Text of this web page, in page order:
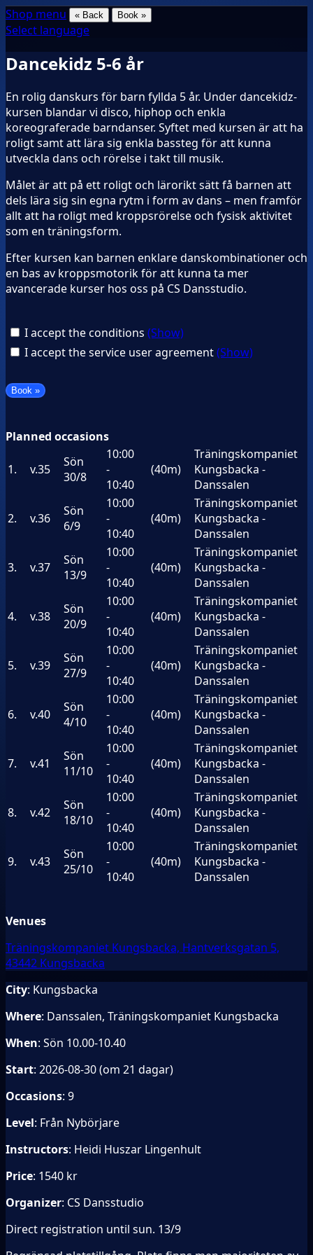
Shop menu « Back Book »
Select language
Dancekidz 5-6 år
En rolig danskurs för barn fyllda 5 år. Under dancekidz-
kursen blandar vi disco, hiphop och enkla
koreograferade barndanser. Syftet med kursen är att ha
roligt samt att lära sig enkla bassteg för att kunna
utveckla dans och rörelse i takt till musik.
Målet är att på ett roligt och lärorikt sätt få barnen att
dels lära sig sin egna rytm i form av dans – men framför
allt att ha roligt med kroppsrörelse och fysisk aktivitet
som en träningsform.
Efter kursen kan barnen enklare danskombinationer och
en bas av kroppsmotorik för att kunna ta mer
avancerade kurser hos oss på CS Dansstudio.
I accept the conditions (Show)
I accept the service user agreement(Show)
Planned occasions
1. v.35
Sön
30/8
10:00
-
10:40
(40m)
Träningskompaniet
Kungsbacka -
Danssalen
2. v.36
Sön
6/9
10:00
-
10:40
(40m)
Träningskompaniet
Kungsbacka -
Danssalen
3. v.37
Sön
13/9
10:00
-
10:40
(40m)
Träningskompaniet
Kungsbacka -
Danssalen
4. v.38
Sön
20/9
10:00
-
10:40
(40m)
Träningskompaniet
Kungsbacka -
Danssalen
5. v.39
Sön
27/9
10:00
-
10:40
(40m)
Träningskompaniet
Kungsbacka -
Danssalen
6. v.40
Sön
4/10
10:00
-
10:40
(40m)
Träningskompaniet
Kungsbacka -
Danssalen
7. v.41
Sön
11/10
10:00
-
10:40
(40m)
Träningskompaniet
Kungsbacka -
Danssalen
8. v.42
Sön
18/10
10:00
-
10:40
(40m)
Träningskompaniet
Kungsbacka -
Danssalen
9. v.43
Sön
25/10
10:00
-
10:40
(40m)
Träningskompaniet
Kungsbacka -
Danssalen
Venues
Träningskompaniet Kungsbacka, Hantverksgatan 5,
43442 Kungsbacka
City: Kungsbacka
Where: Danssalen, Träningskompaniet Kungsbacka
When: Sön 10.00-10.40
Start: 2026-08-30 (om 21 dagar)
Occasions: 9
Level: Från Nybörjare
Instructors: Heidi Huszar Lingenhult
Price: 1540 kr
Organizer: CS Dansstudio
Direct registration until sun. 13/9